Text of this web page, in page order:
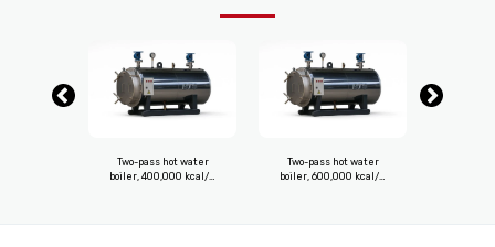
Two-pass hot water
boiler, 400,000 kcal/h
Two-pass hot water
boiler, 600,000 kcal/h